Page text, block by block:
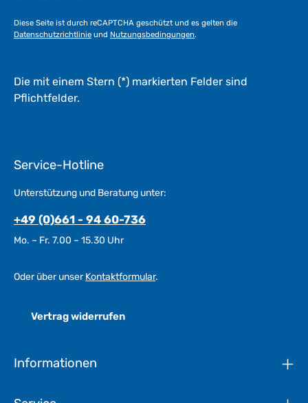
Diese Seite ist durch reCAPTCHA geschützt und es gelten die
Datenschutzrichtlinie und Nutzungsbedingungen.
Die mit einem Stern (*) markierten Felder sind
Pflichtfelder.
Service-Hotline
Unterstützung und Beratung unter:
+49 (0)661 - 94 60-736
Mo. – Fr. 7.00 – 15.30 Uhr
Oder über unserKontaktformular.
Vertrag widerrufen
Informationen